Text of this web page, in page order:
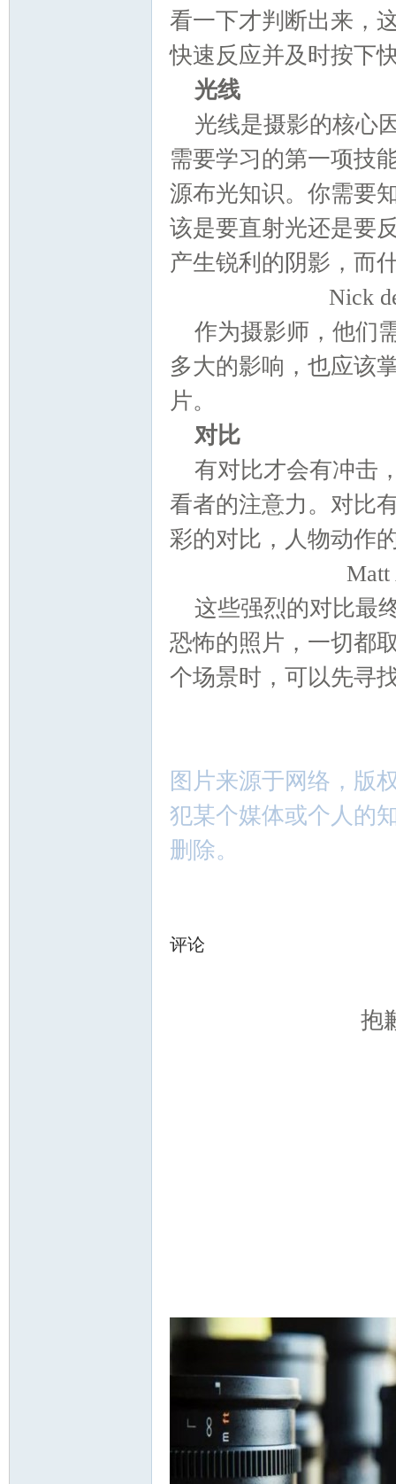
看一下才判断出来，
快速反应并及时按下
光线
光线是摄影的核心
需要学习的第一项技
源布光知识。你需要
该是要直射光还是要
产生锐利的阴影，而
Nick
作为摄影师，他们
多大的影响，也应该
片。
对比
有对比才会有冲击
看者的注意力。对比
彩的对比，人物动作
这些强烈的对比最
恐怖的照片，一切都
个场景时，可以先寻
图片来源于网络，版
犯某个媒体或个人的
删除。
评论
抱